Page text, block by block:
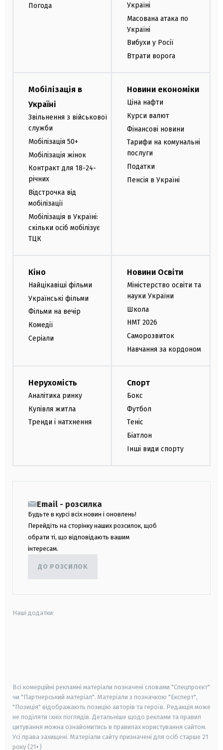
Погода
Україні
Масована атака по
Україні
Вибухи у Росії
Втрати ворога
Мобілізація в
Україні
Звільнення з військової
служби
Мобілізація 50+
Мобілізація жінок
Контракт для 18-24-
річних
Відстрочка від
мобілізації
Мобілізація в Україні:
скільки осіб мобілізує
ТЦК
Новини економіки
Ціна нафти
Курси валют
Фінансові новини
Тарифи на комунальні
послуги
Податки
Пенсія в Україні
Кіно
Найцікавіші фільми
Українські фільми
Фільми на вечір
Комедії
Серіали
Новини Освіти
Міністерство освіти та
науки України
Школа
НМТ 2026
Саморозвиток
Навчання за кордоном
Нерухомість
Аналітика ринку
Купівля житла
Тренди і натхнення
Спорт
Бокс
Футбол
Теніс
Біатлон
Інші види спорту
Email - розсилка
Будьте в курсі всіх новин і оновлень!
Перейдіть на сторінку наших розсилок, щоб
обрати ті, що відповідають вашим
інтересам.
ДО РОЗСИЛОК
Наші додатки:
Всі комерційні рекламні матеріали позначені словами "Спецпроєкт"
чи "Партнерський матеріал". Матеріали з позначкою "Експерт",
"Позиція" відображають позицію авторів та героїв. Редакція може
не поділяти їхніх поглядів. Детальніше щодо реклами та правил
цитування можна ознайомитись в правилах користування сайтом.
Усі права захищені. Матеріали сайту призначені для осіб старше 21
року (21+)